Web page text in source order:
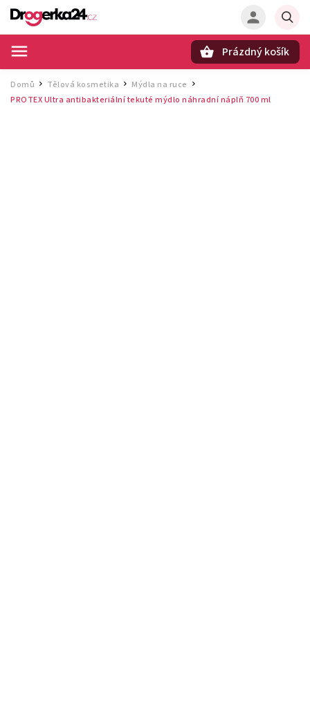
Prázdný košík
Domů / Tělová kosmetika / Mýdla na ruce
PROTEX Ultra antibakteriální tekuté mýdlo náhradní náplň 700 ml